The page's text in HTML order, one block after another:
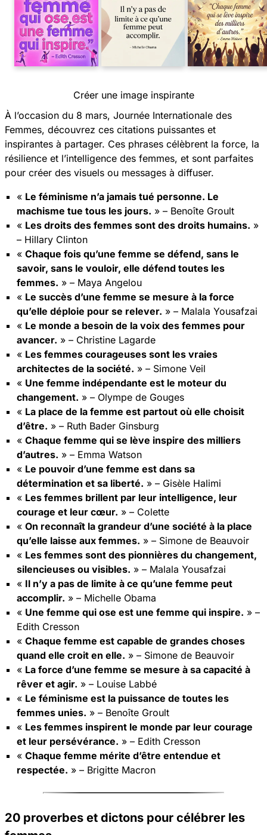
Créer une image inspirante
À l’occasion du 8 mars, Journée Internationale des
Femmes, découvrez ces citations puissantes et
inspirantes à partager. Ces phrases célèbrent la force, la
résilience et l’intelligence des femmes, et sont parfaites
pour créer des visuels ou messages à diffuser.
« Le féminisme n’a jamais tué personne. Le
machisme tue tous les jours. » – Benoîte Groult
« Les droits des femmes sont des droits humains. »
– Hillary Clinton
« Chaque fois qu’une femme se défend, sans le
savoir, sans le vouloir, elle défend toutes les
femmes. » – Maya Angelou
« Le succès d’une femme se mesure à la force
qu’elle déploie pour se relever. » – Malala Yousafzai
« Le monde a besoin de la voix des femmes pour
avancer. » – Christine Lagarde
« Les femmes courageuses sont les vraies
architectes de la société. » – Simone Veil
« Une femme indépendante est le moteur du
changement. » – Olympe de Gouges
« La place de la femme est partout où elle choisit
d’être. » – Ruth Bader Ginsburg
« Chaque femme qui se lève inspire des milliers
d’autres. » – Emma Watson
« Le pouvoir d’une femme est dans sa
détermination et sa liberté. » – Gisèle Halimi
« Les femmes brillent par leur intelligence, leur
courage et leur cœur. » – Colette
« On reconnaît la grandeur d’une société à la place
qu’elle laisse aux femmes. » – Simone de Beauvoir
« Les femmes sont des pionnières du changement,
silencieuses ou visibles. » – Malala Yousafzai
« Il n’y a pas de limite à ce qu’une femme peut
accomplir. » – Michelle Obama
« Une femme qui ose est une femme qui inspire. » –
Edith Cresson
« Chaque femme est capable de grandes choses
quand elle croit en elle. » – Simone de Beauvoir
« La force d’une femme se mesure à sa capacité à
rêver et agir. » – Louise Labbé
« Le féminisme est la puissance de toutes les
femmes unies. » – Benoîte Groult
« Les femmes inspirent le monde par leur courage
et leur persévérance. » – Edith Cresson
« Chaque femme mérite d’être entendue et
respectée. » – Brigitte Macron
20 proverbes et dictons pour célébrer les